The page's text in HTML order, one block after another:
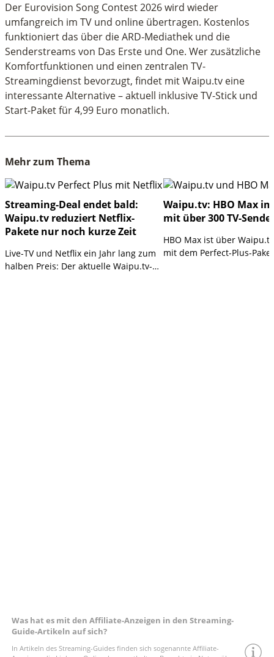
Der Eurovision Song Contest 2026 wird wieder
umfangreich im TV und online übertragen. Kostenlos
funktioniert das über die ARD-Mediathek und die
Senderstreams von Das Erste und One. Wer zusätzliche
Komfortfunktionen und einen zentralen TV-
Streamingdienst bevorzugt, findet mit Waipu.tv eine
interessante Alternative – aktuell inklusive TV-Stick und
Start-Paket für 4,99 Euro monatlich.
Mehr zum Thema
Streaming-Deal endet bald:
Waipu.tv reduziert Netflix-
Pakete nur noch kurze Zeit
Live-TV und Netflix ein Jahr lang zum
halben Preis: Der aktuelle Waipu.tv-
Waipu.tv: HBO Max
mit über 300 TV-
HBO Max ist über
mit dem Perfect-Plus-
Was hat es mit den Affiliate-Anzeigen in den Streaming-
Guide-Artikeln auf sich?
In Artikeln des Streaming-Guides finden sich sogenannte Affiliate-